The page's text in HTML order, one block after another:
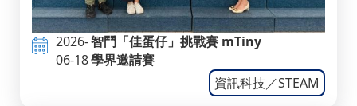
2026-
06-18
智鬥「佳蛋仔」挑戰賽 mTiny
學界邀請賽
資訊科技／STEAM